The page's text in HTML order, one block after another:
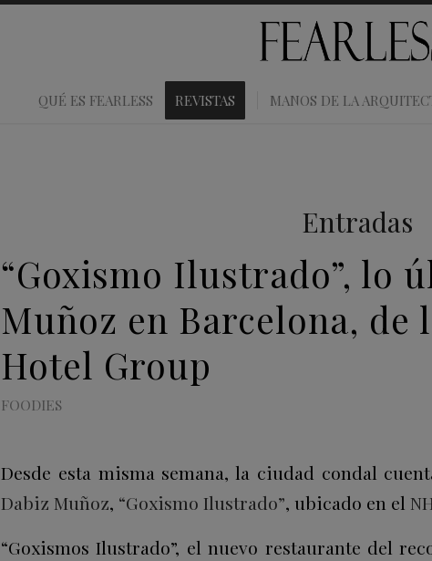
QUÉ ES FEARLESS REVISTAS MANOS DE LA
Entradas
“Goxismo Ilustrado”, lo
Muñoz en Barcelona, de
Hotel Group
FOODIES
Desde esta misma semana, la ciudad condal
Dabiz Muñoz, “Goxismo Ilustrado”, ubicado en el
“Goxismos Ilustrado”, el nuevo restaurante del